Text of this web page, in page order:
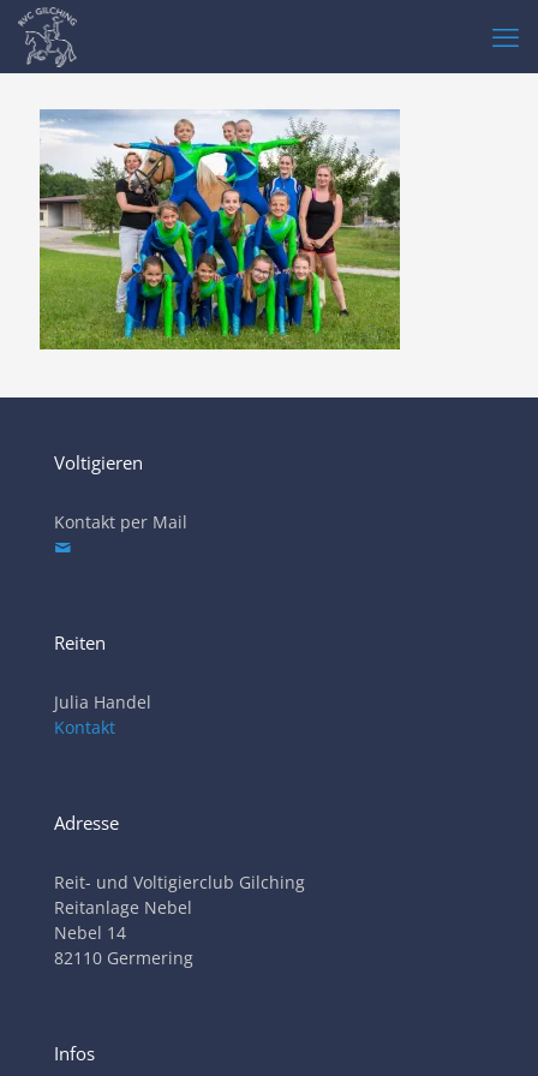
Voltigieren
Kontakt per Mail
Reiten
Julia Handel
Kontakt
Adresse
Reit- und Voltigierclub Gilching
Reitanlage Nebel
Nebel 14
82110 Germering
Infos